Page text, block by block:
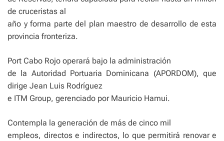
de cruceristas al
año y forma parte del plan maestro de desarrollo de esta
provincia fronteriza.
Port Cabo Rojo operará bajo la administración
de la Autoridad Portuaria Dominicana (APORDOM), que
dirige Jean Luis Rodríguez
e ITM Group, gerenciado por Mauricio Hamui.
Contempla la generación de más de cinco mil
empleos, directos e indirectos, lo que permitirá renovar e